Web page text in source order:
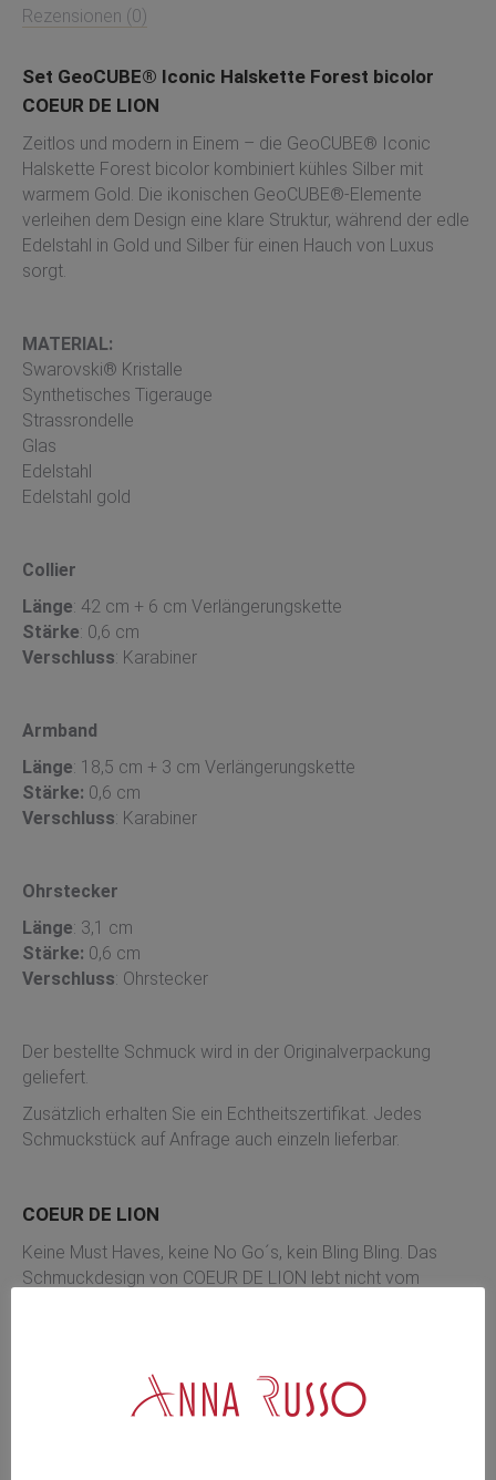
Rezensionen (0)
Set GeoCUBE® Iconic Halskette Forest bicolor
COEUR DE LION
Zeitlos und modern in Einem – die GeoCUBE® Iconic
Halskette Forest bicolor kombiniert kühles Silber mit
warmem Gold. Die ikonischen GeoCUBE®-Elemente
verleihen dem Design eine klare Struktur, während der edle
Edelstahl in Gold und Silber für einen Hauch von Luxus
sorgt.
MATERIAL:
Swarovski® Kristalle
Synthetisches Tigerauge
Strassrondelle
Glas
Edelstahl
Edelstahl gold
Collier
Länge: 42 cm + 6 cm Verlängerungskette
Stärke: 0,6 cm
Verschluss: Karabiner
Armband
Länge: 18,5 cm + 3 cm Verlängerungskette
Stärke: 0,6 cm
Verschluss: Karabiner
Ohrstecker
Länge: 3,1 cm
Stärke: 0,6 cm
Verschluss: Ohrstecker
Der bestellte Schmuck wird in der Originalverpackung
geliefert.
Zusätzlich erhalten Sie ein Echtheitszertifikat. Jedes
Schmuckstück auf Anfrage auch einzeln lieferbar.
COEUR DE LION
Keine Must Haves, keine No Go´s, kein Bling Bling. Das
Schmuckdesign von COEUR DE LION lebt nicht vom
bestimmt und Designs gemäß elementarer
Gestaltungsregeln zum Leben erweckt.